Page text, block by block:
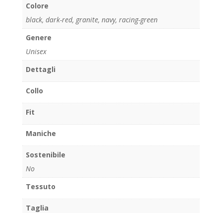
Colore
black, dark-red, granite, navy, racing-green
Genere
Unisex
Dettagli
Collo
Fit
Maniche
Sostenibile
No
Tessuto
Taglia